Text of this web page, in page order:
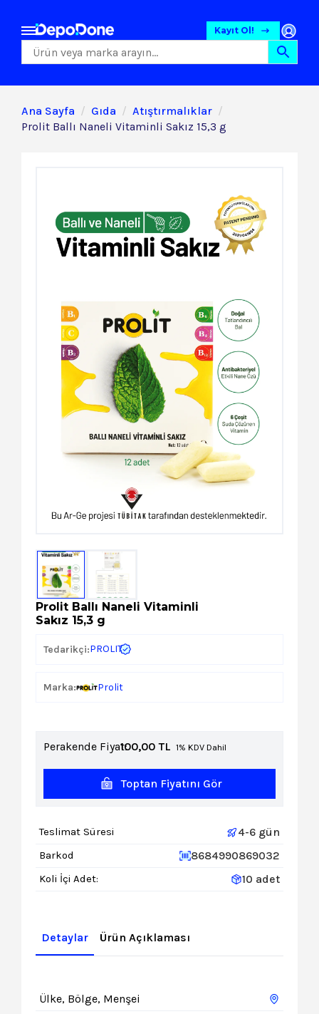
Kozmetik
Paket Servis Ürünleri
Kayıt Ol!
Ana Sayfa Gıda
Atıştırmalıklar
Prolit Ballı Naneli Vitaminli Sakız 15,3 g
Prolit Ballı Naneli Vitaminli
Sakız 15,3 g
Tedarikçi:PROLIT
Marka: Prolit
Perakende Fiyat:100,00 TL 1% KDV Dahil
Toptan Fiyatını Gör
Teslimat Süresi 4-6 gün
Barkod 8684990869032
Koli İçi Adet: 10 adet
Detaylar Ürün Açıklaması
Ülke, Bölge, Menşei